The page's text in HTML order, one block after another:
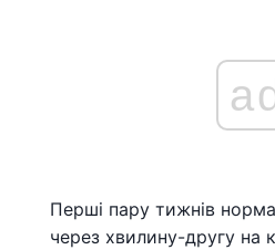
Перші пару тижнів
через хвилину-другу на